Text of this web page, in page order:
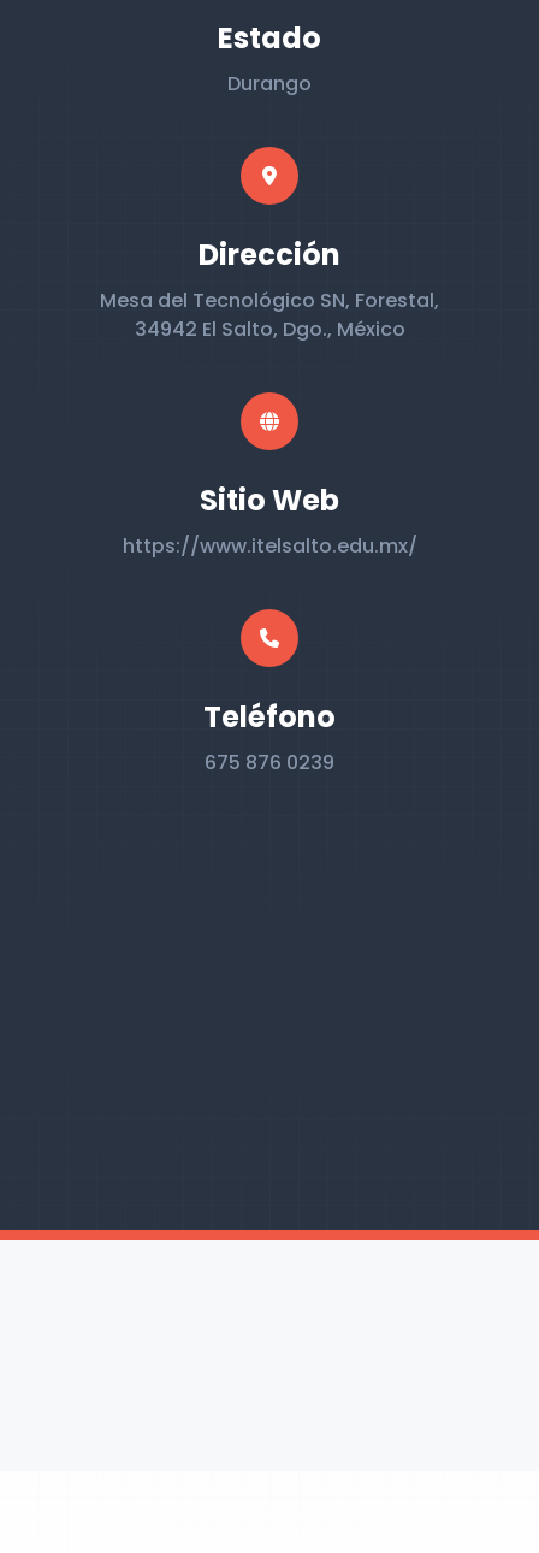
Estado
Durango
Dirección
Mesa del Tecnológico SN, Forestal,
34942 El Salto, Dgo., México
Sitio Web
https://www.itelsalto.edu.mx/
Teléfono
675 876 0239